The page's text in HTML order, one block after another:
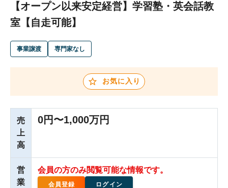
成約事例
M&A専門家の方へ
【オープン以来安定経営】学習塾・英会話教
室【自走可能】
事業譲渡 専門家なし
お気に入り
売
上
高
0円〜1,000万円
営
業
会員の方のみ閲覧可能な情報です。
会員登録 ログイン